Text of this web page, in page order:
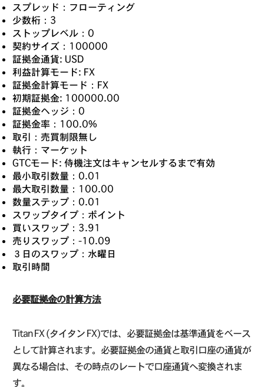
スプレッド：フローティング
少数桁：3
ストップレベル：0
契約サイズ：100000
証拠金通貨: USD
利益計算モード: FX
証拠金計算モード：FX
初期証拠金: 100000.00
証拠金ヘッジ：0
証拠金率：100.0%
取引：売買制限無し
執行：マーケット
GTCモード: 侍機注文はキャンセルするまで有効
最小取引数量：0.01
最大取引数量：100.00
数量ステップ：0.01
スワップタイプ：ポイント
買いスワップ：3.91
売りスワップ：-10.09
３日のスワップ：水曜日
取引時間
必要証拠金の計算方法
Titan FX (タイタン FX)では、必要証拠金は基準通貨をベース
として計算されます。必要証拠金の通貨と取引口座の通貨が
異なる場合は、その時点のレートで口座通貨へ変換されま
す。